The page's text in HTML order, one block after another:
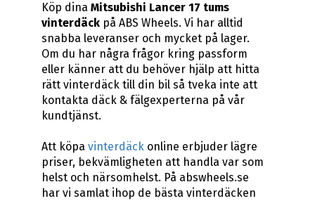
Köp dina Mitsubishi Lancer 17 tums
vinterdäckpå ABS Wheels. Vi har alltid
snabba leveranser och mycket på lager.
Om du har några frågor kring passform
eller känner att du behöver hjälp att hitta
rätt vinterdäck till din bil så tveka inte att
kontakta däck & fälgexperterna på vår
kundtjänst.
Att köpa vinterdäckonline erbjuder lägre
priser, bekvämligheten att handla var som
helst och närsomhelst. På abswheels.se
har vi samlat ihop de bästa vinterdäcken